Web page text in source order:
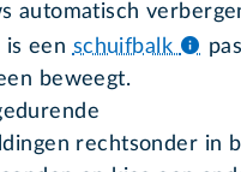
automatisch
een schuifbalk
beweegt.
rechtsonder in